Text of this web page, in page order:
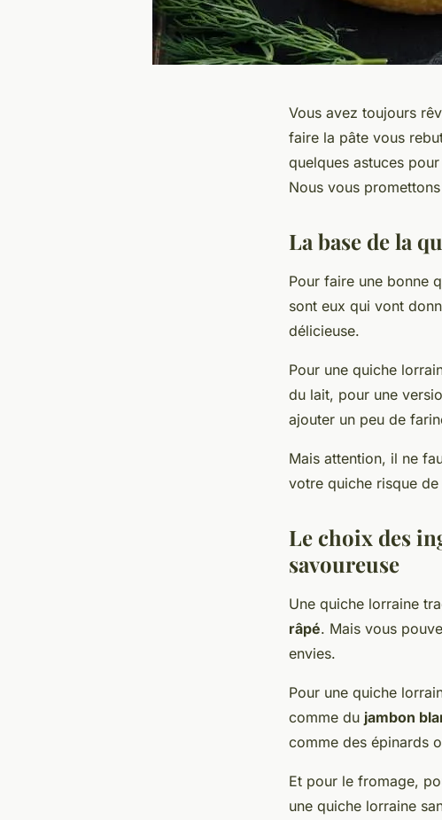
Vous avez toujours
faire la pâte vous
quelques astuces
Nous vous
La base de la
Pour faire une bonne
sont eux qui vont
délicieuse.
Pour une quiche
du lait, pour une
ajouter un peu de
Mais attention, il ne
votre quiche risque de
Le choix des
savoureuse
Une quiche lorraine
râpé. Mais vous
envies.
Pour une quiche
comme du jambon
comme des épinards
Et pour le fromage,
une quiche lorraine